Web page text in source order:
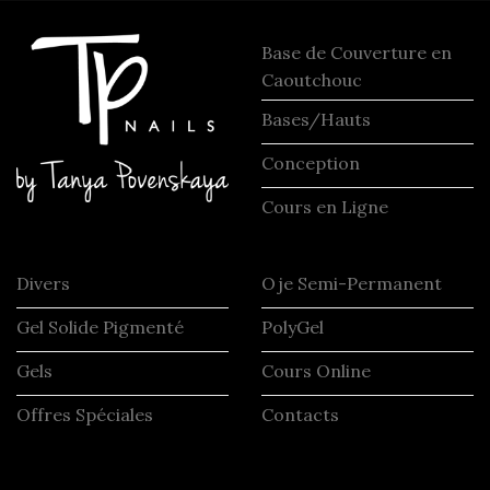
Base de Couverture en
Caoutchouc
Bases/Hauts
Conception
Cours en Ligne
Divers
Gel Solide Pigmenté
Gels
Offres Spéciales
Oje Semi-Permanent
PolyGel
Cours Online
Contacts